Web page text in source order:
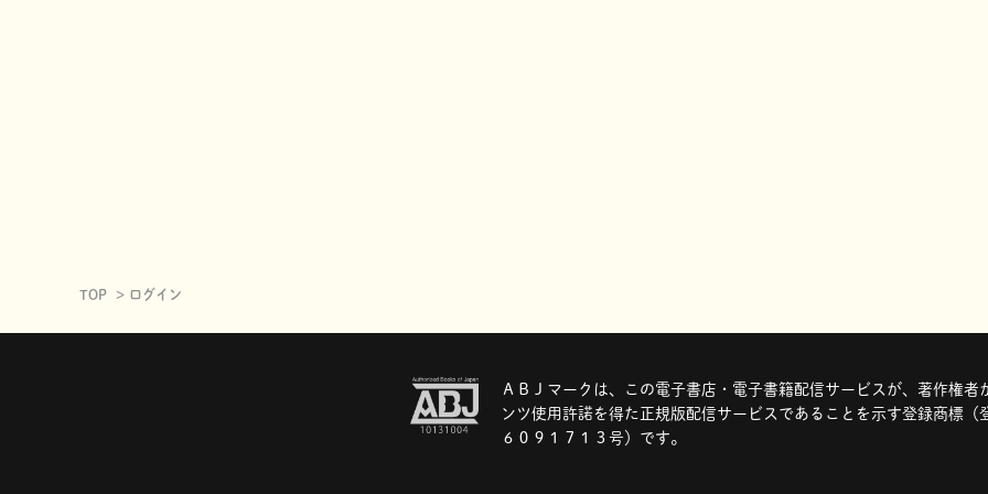
TOP ログイン
ＡＢＪマークは、この電子書店・電子書籍配信サービスが、著作権者
ンツ使用許諾を得た正規版配信サービスであることを示す登録商標（
６０９１７１３号）です。